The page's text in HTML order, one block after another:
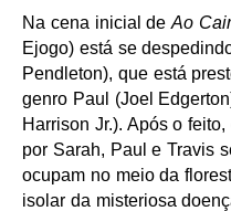
Na cena inicial deAo
Ejogo) está se
Pendleton), que está
genro Paul (Joel
Harrison Jr.). Após o
por Sarah, Paul e Travis
ocupam no meio da
isolar da misteriosa